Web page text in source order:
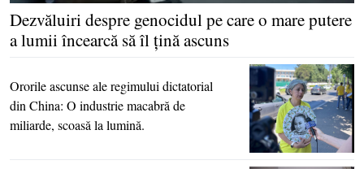
Dezvăluiri despre genocidul pe care o mare putere
a lumii încearcă să îl ţină ascuns
Ororile ascunse ale regimului dictatorial
din China: O industrie macabră de
miliarde, scoasă la lumină.